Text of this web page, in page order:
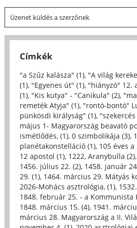
Üzenet küldés a szerzőnek
Címkék
"a Szűz kalásza" (1), "A világ
(1), "Egyenes út" (1), "hiányzó" 12.
(1), "Kis kutya" - "Canikula" (2),
remeték Atyja" (1), "rontó-bontó"
pünkösdi királyság" (1),
május 1- Magyarország beavató
ismétlődés, (1), 0 szimbolikája (3),
planétakonstelláció (1), 105 éves
12 apostol (1), 1222, Aranybulla (2),
1456. július 22. (2), 1458. január
29. (1), 1464. március 29. Mátyás
2026-Mohács asztrológia, (1),
1848. február 25. - a Kommunista
1848. március 15. (4), 1941.
március 28. Magyarország a II.